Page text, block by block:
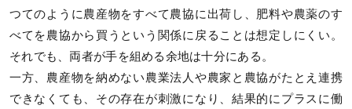
つてのように農産物をすべて農協に出荷し、肥料や農薬のす
べてを農協から買うという関係に戻ることは想定しにくい。
それでも、両者が手を組める余地は十分にある。
一方、農産物を納めない農業法人や農家と農協がたとえ連携
できなくても、その存在が刺激になり、結果的にプラスに働